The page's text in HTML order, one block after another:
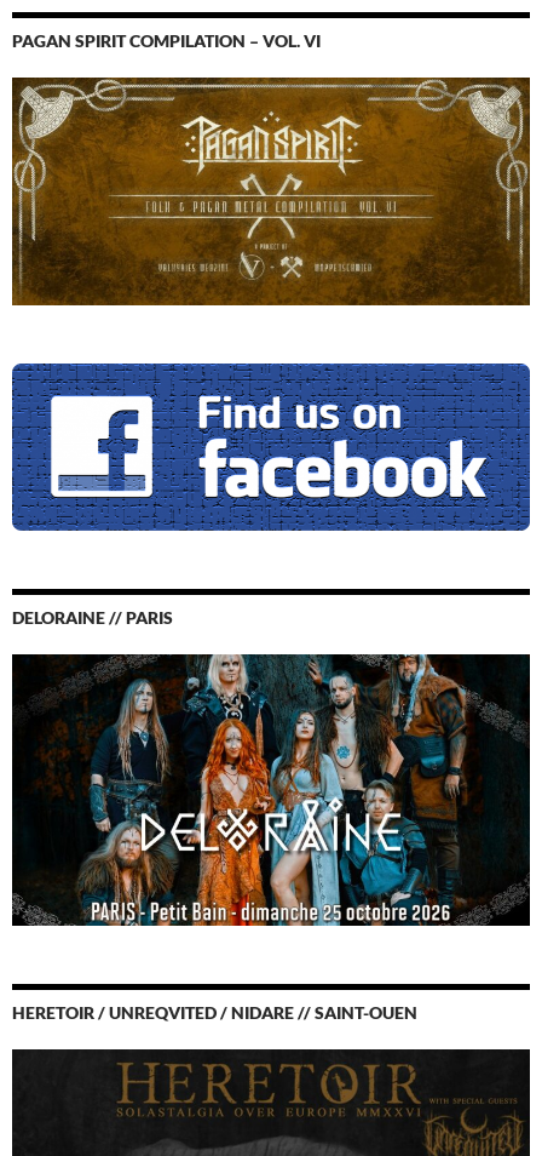
PAGAN SPIRIT COMPILATION – VOL. VI
DELORAINE // PARIS
HERETOIR / UNREQVITED / NIDARE // SAINT-OUEN